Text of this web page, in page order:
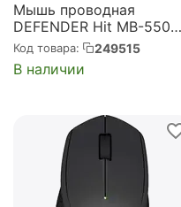
Мышь проводная
DEFENDER Hit MB-550
Black USB, 1200 dpi,
оптическая, чёрная
(52550)
Код товара: 249515
В наличии